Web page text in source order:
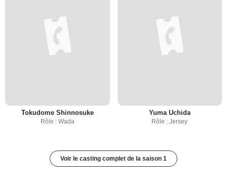
Tokudome Shinnosuke
Rôle : Wada
Yuma Uchida
Rôle : Jersey
Voir le casting complet de la saison 1